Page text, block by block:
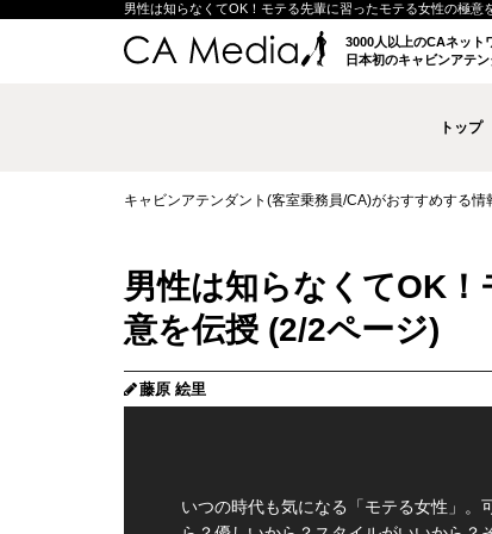
男性は知らなくてOK！モテる先輩に習ったモテる女性の極
3000人以上のCAネット
日本初のキャビンアテ
トップ
キャビンアテンダント(客室乗務員/CA)がおすすめする
男性は知らなくてOK
意を伝授 (2/2ページ)
藤原 絵里
いつの時代も気になる「モテる女性」。